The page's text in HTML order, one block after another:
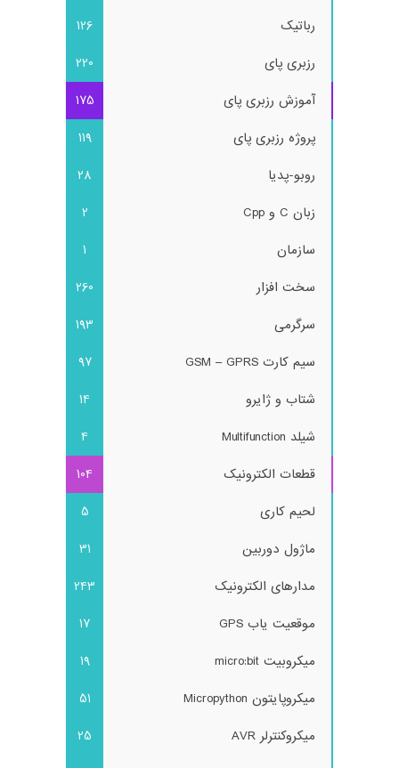
رباتیک
126
رزبری پای
220
آموزش رزبری پای
175
پروژه رزبری پای
119
روبو-پدیا
28
زبان C و Cpp
2
سازمان
1
سخت افزار
260
سرگرمی
193
سیم کارت GSM – GPRS
97
شتاب و ژایرو
14
شیلد Multifunction
4
قطعات الکترونیک
104
لحیم کاری
5
ماژول دوربین
31
مدارهای الکترونیک
243
موقعیت یاب GPS
17
میکروبیت micro:bit
19
میکروپایتون Micropython
51
میکروکنترلر AVR
25